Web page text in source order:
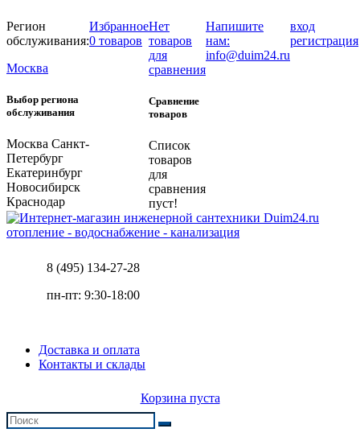
Регион
обслуживания:
Москва
Выбор региона
обслуживания
Москва Санкт-
Петербург
Екатеринбург
Новосибирск
Краснодар
Избранное
0 товаров
Нет
товаров
для
сравнения
Сравнение
товаров
Список
товаров
для
сравнения
пуст!
Напишите
нам:
info@duim24.ru
вход
регистрация
отопление - водоснабжение - канализация
8 (495) 134-27-28
пн-пт: 9:30-18:00
Доставка и оплата
Контакты и склады
Корзина пуста